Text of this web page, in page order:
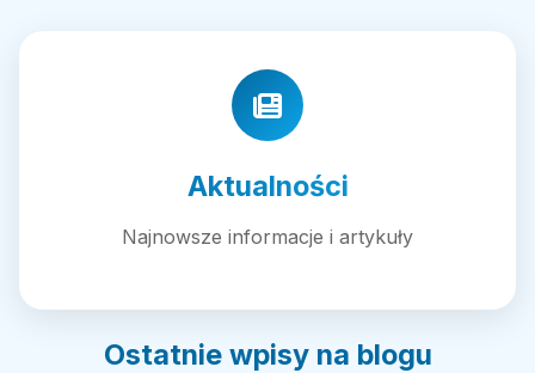
Aktualności
Najnowsze informacje i artykuły
Ostatnie wpisy na blogu